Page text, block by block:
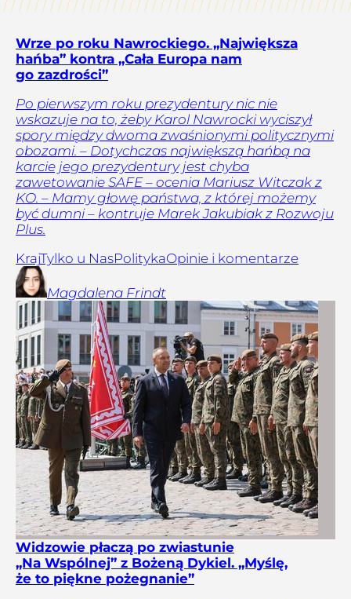
Wrze po roku Nawrockiego. „Największa
hańba” kontra „Cała Europa nam
go zazdrości”
Po pierwszym roku prezydentury nic nie
wskazuje na to, żeby Karol Nawrocki wyciszył
spory między dwoma zwaśnionymi politycznymi
obozami. – Dotychczas największą hańbą na
karcie jego prezydentury jest chyba
zawetowanie SAFE – ocenia Mariusz Witczak z
KO. – Mamy głowę państwa, z której możemy
być dumni – kontruje Marek Jakubiak z Rozwoju
Plus.
KrajTylko u NasPolitykaOpinie i komentarze
Magdalena Frindt
Widzowie płaczą po zwiastunie
„Na Wspólnej” z Bożeną Dykiel. „Myślę,
że to piękne pożegnanie”